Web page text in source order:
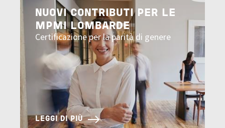
NUOVI CONTRIBUTI PER LE
MPMI LOMBARDE
Certificazione per la parità di genere
LEGGI DI PIÙ